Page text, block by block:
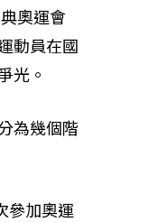
奧運會
動員在國
光。
為幾個階
參加奧運